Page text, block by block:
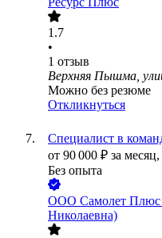
1.7
•
1 отзыв
Верхняя Пышма,
Можно без резюме
Откликнуться
Специалист в
от 90 000 ₽ за месяц,
Без опыта
ООО Самолет
Николаевна)